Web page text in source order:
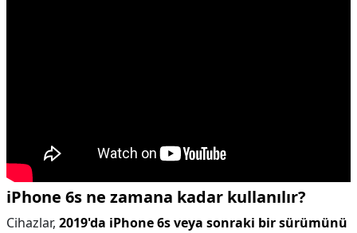
iPhone 6s ne zamana kadar kullanılır?
Cihazlar, 2019'da iPhone 6s veya sonraki bir sürümünü